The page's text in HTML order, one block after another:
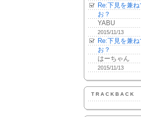
Re:下見を兼
お？
YABU
2015/11/13
Re:下見を兼
お？
はーちゃん
2015/11/13
TRACKBACK